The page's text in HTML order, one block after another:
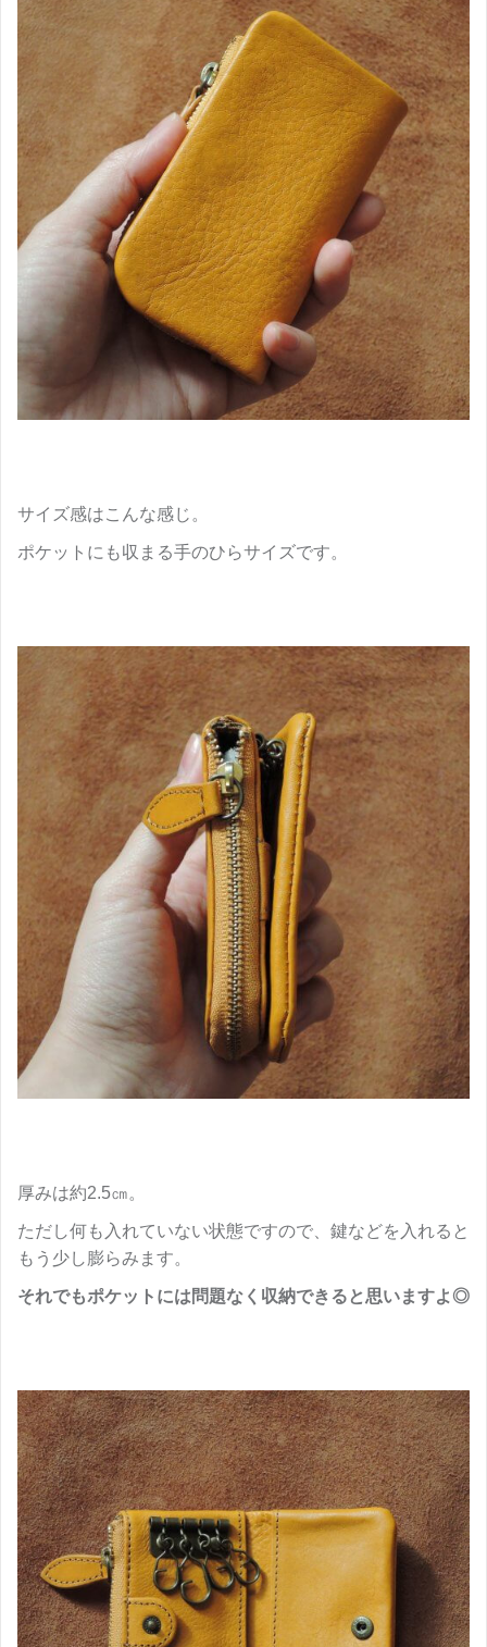
サイズ感はこんな感じ。
ポケットにも収まる手のひらサイズです。
厚みは約2.5㎝。
ただし何も入れていない状態ですので、鍵などを入れると
もう少し膨らみます。
それでもポケットには問題なく収納できると思いますよ◎